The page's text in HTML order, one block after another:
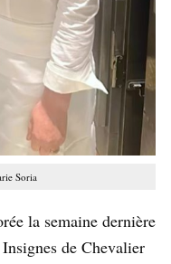
Soria
la semaine dernière
de Chevalier